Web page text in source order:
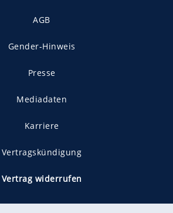
AGB
Gender-Hinweis
Presse
Mediadaten
Karriere
Vertragskündigung
Vertrag widerrufen